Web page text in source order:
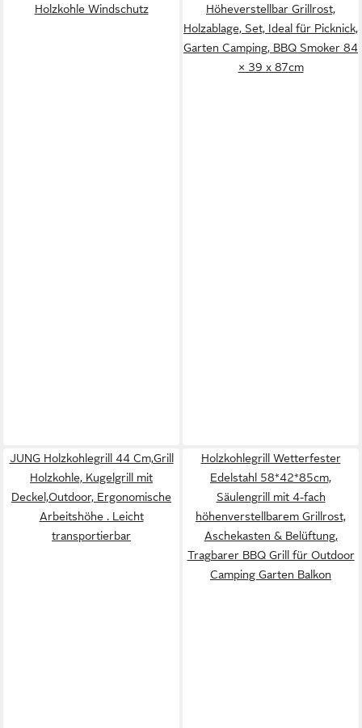
Holzkohle Windschutz
Höheverstellbar Grillrost,
Holzablage, Set, Ideal für Picknick,
Garten Camping, BBQ Smoker 84
× 39 x 87cm
JUNG Holzkohlegrill 44 Cm,Grill
Holzkohle, Kugelgrill mit
Deckel,Outdoor, Ergonomische
Arbeitshöhe . Leicht
transportierbar
Holzkohlegrill Wetterfester
Edelstahl 58*42*85cm,
Säulengrill mit 4-fach
höhenverstellbarem Grillrost,
Aschekasten & Belüftung,
Tragbarer BBQ Grill für Outdoor
Camping Garten Balkon